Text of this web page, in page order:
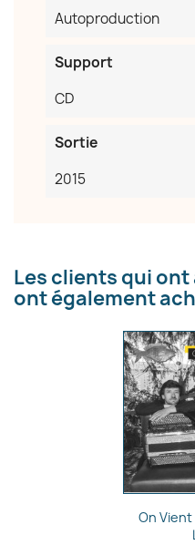
Autoproduction
Support
CD
Sortie
2015
Les clients qui
ont également

On